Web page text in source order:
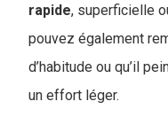
rapide, superficielle
pouvez également
d’habitude ou qu’il
un effort léger.